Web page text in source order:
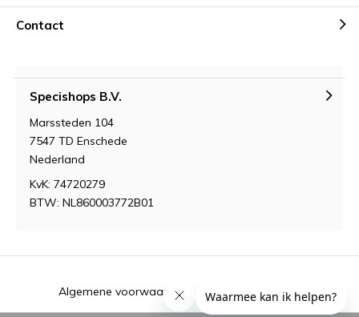
Contact
Specishops B.V.
Marssteden 104
7547 TD Enschede
Nederland
KvK: 74720279
BTW: NL860003772B01
Algemene voorwaarden RSS-feed Sitemap